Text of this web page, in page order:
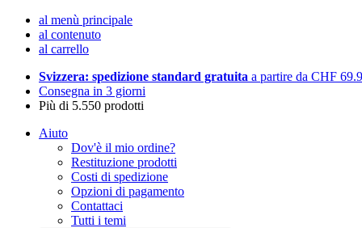
al menù principale
al contenuto
al carrello
Svizzera: spedizione standard gratuita a partire da CHF
Consegna in 3 giorni
Più di 5.550 prodotti
Aiuto
Dov'è il mio ordine?
Restituzione prodotti
Costi di spedizione
Opzioni di pagamento
Contattaci
Tutti i temi